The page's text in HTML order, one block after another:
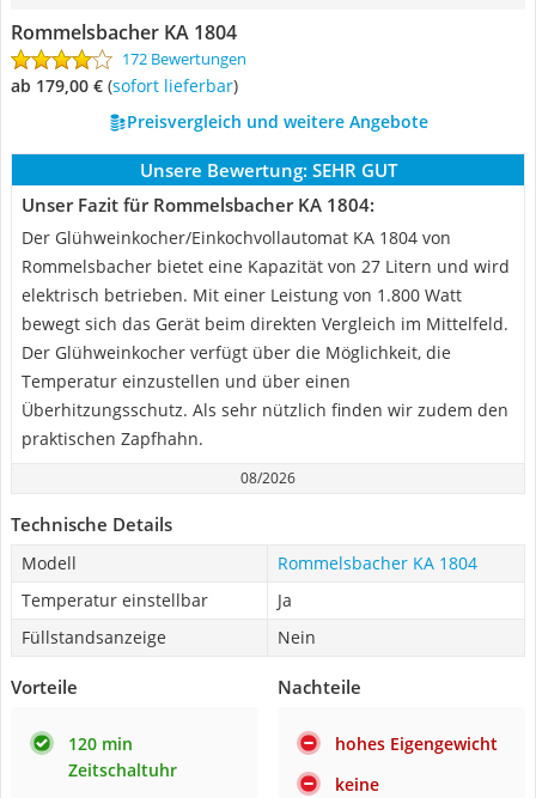
Rommelsbacher KA 1804
172 Bewertungen
ab 179,00 € ( Sofort lieferbar)
Preisvergleich und weitere Angebote
Unsere Bewertung: SEHR GUT
Unser Fazit für Rommelsbacher KA 1804:
Der Glühweinkocher/Einkochvollautomat KA 1804 von
Rommelsbacher bietet eine Kapazität von 27 Litern und wird
elektrisch betrieben. Mit einer Leistung von 1.800 Watt
bewegt sich das Gerät beim direkten Vergleich im Mittelfeld.
Der Glühweinkocher verfügt über die Möglichkeit, die
Temperatur einzustellen und über einen
Überhitzungsschutz. Als sehr nützlich finden wir zudem den
praktischen Zapfhahn.
08/2026
Technische Details
Modell
Rommelsbacher KA 1804
Temperatur einstellbar
Ja
Füllstandsanzeige
Nein
Vorteile
120 min
Zeitschaltuhr
Nachteile
hohes Eigengewicht
keine